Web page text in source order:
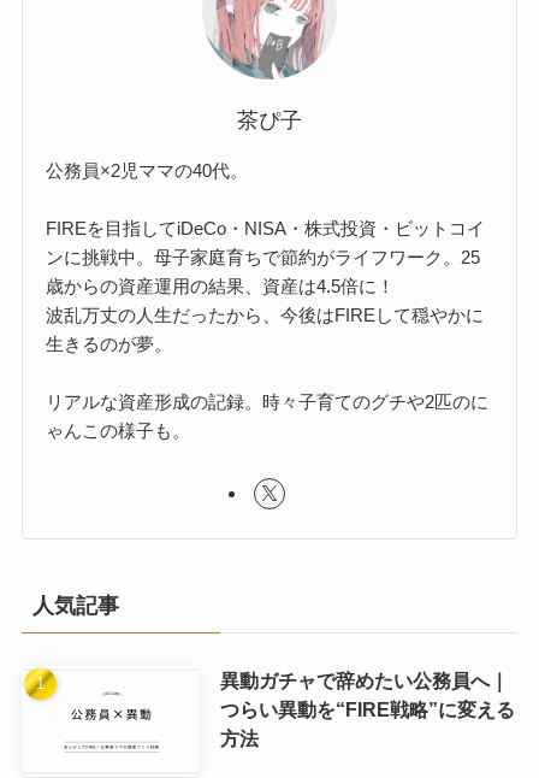
茶ぴ子
公務員×2児ママの40代。
FIREを目指してiDeCo・NISA・株式投資・ビットコイ
ンに挑戦中。母子家庭育ちで節約がライフワーク。25
歳からの資産運用の結果、資産は4.5倍に！
波乱万丈の人生だったから、今後はFIREして穏やかに
生きるのが夢。
リアルな資産形成の記録。時々子育てのグチや2匹のに
ゃんこの様子も。
人気記事
異動ガチャで辞めたい公務員へ｜
つらい異動を“FIRE戦略”に変える
方法